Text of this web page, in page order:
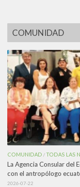
COMUNIDAD
COMUNIDAD /TODAS LAS
La Agencia Consular del
con el antropólogo
2026-07-22